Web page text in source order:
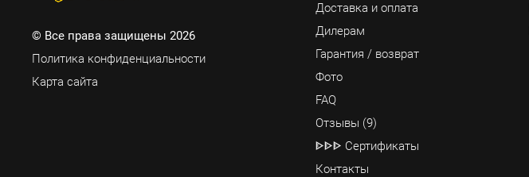
© Все права защищены 2026
Политика конфиденциальности
Карта сайта
Доставка и оплата
Дилерам
Гарантия / возврат
Фото
FAQ
Отзывы (9)
ᐈᐈᐈ Сертификаты
Контакты